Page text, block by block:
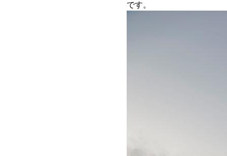
です。